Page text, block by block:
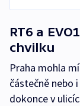
RT6 a
chvilku
Praha mohla
částečně nebo
dokonce v